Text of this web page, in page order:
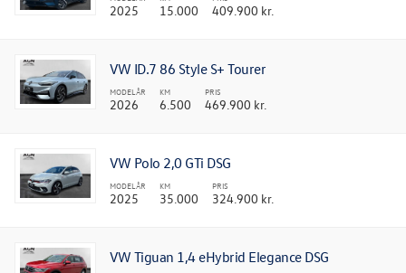
2025 15.000 409.900 kr.
VW ID.7 86 Style S+ Tourer
MODELÅR
2026
KM
6.500
PRIS
469.900 kr.
VW Polo 2,0 GTi DSG
MODELÅR
2025
KM
35.000
PRIS
324.900 kr.
VW Tiguan 1,4 eHybrid Elegance DSG